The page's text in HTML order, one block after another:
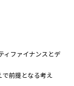
ィファイナンスとデ
前提となる考え